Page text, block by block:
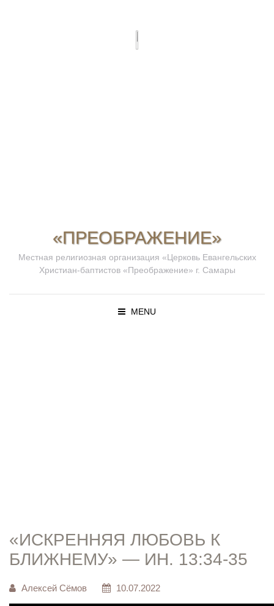
«ПРЕОБРАЖЕНИЕ»
Местная религиозная организация «Церковь Евангельских
Христиан-баптистов «Преображение» г. Самары
MENU
«ИСКРЕННЯЯ ЛЮБОВЬ К
БЛИЖНЕМУ» — ИН. 13:34-35
Алексей Сёмов 10.07.2022